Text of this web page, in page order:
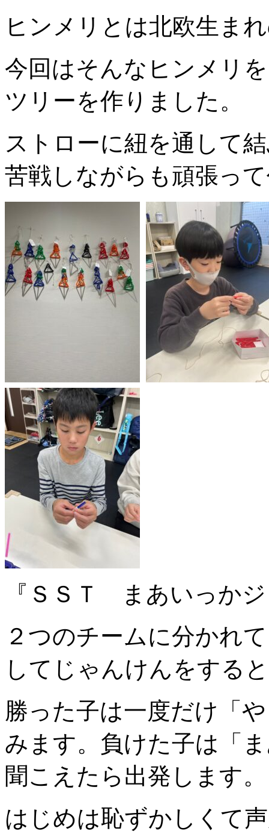
ヒンメリとは北欧生ま
今回はそんなヒンメリ
ツリーを作りました。
ストローに紐を通して
苦戦しながらも頑張っ
『ＳＳＴ まあいっか
２つのチームに分かれ
してじゃんけんをする
勝った子は一度だけ「
みます。負けた子は「
聞こえたら出発します。
はじめは恥ずかしくて